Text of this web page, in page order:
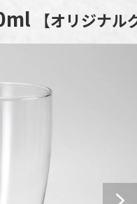
【オリジナル